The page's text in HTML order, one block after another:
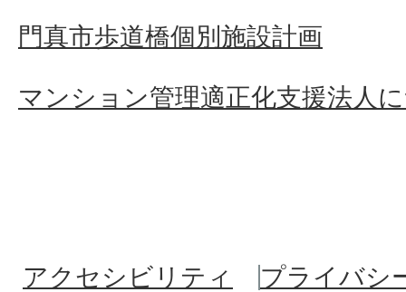
門真市歩道橋個別施設計画
マンション管理適正化支援法人
アクセシビリティ
プライバシ